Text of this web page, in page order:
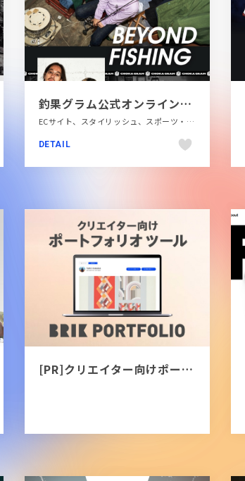
釣果グラム公式オンラインショップ
ECサイト、スタイリッシュ、スポーツ・アウトドア、タイポグラフィー、ファッション・ビューティー、ブラック系 、ブランド・サービスサイト、大きめ写真
DETAIL
[PR]クリエイター向けポートフォリオツール｜BRIK PORTFOLIO